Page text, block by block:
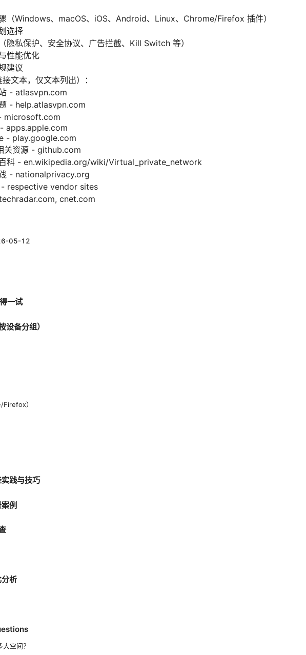
（Windows、macOS、iOS、Android、Linux、Chrome/Firefox 插件）
选择
隐私保护、安全协议、广告拦截、Kill Switch 等）
性能优化
建议
文本，仅文本列出）：
- atlasvpn.com
- help.atlasvpn.com
microsoft.com
apps.apple.com
- play.google.com
关资源 - github.com
百科 - en.wikipedia.org/wiki/Virtual_private_network
- nationalprivacy.org
- respective vendor sites
cnet.com
05-12
一试
设备分组）
）
践与技巧
例
析
空间？